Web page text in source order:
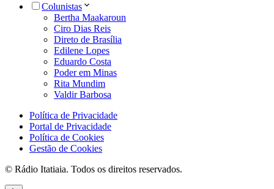
Colunistas
Bertha Maakaroun
Ciro Dias Reis
Direto de Brasília
Edilene Lopes
Eduardo Costa
Poder em Minas
Rita Mundim
Valdir Barbosa
Política de Privacidade
Portal de Privacidade
Política de Cookies
Gestão de Cookies
© Rádio Itatiaia. Todos os direitos reservados.